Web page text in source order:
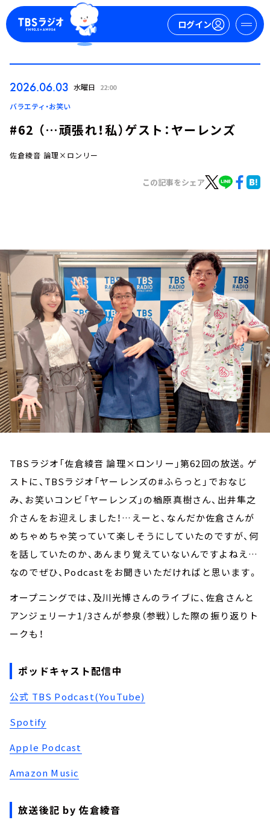
ログイン
ログイン
トピックス
TBS Podcast
お知らせ
イベント・グッズ
YouTube
会社情報
2026.06.03 水曜日 22:00
バラエティ・お笑い
#62 （…頑張れ！私）ゲスト：ヤーレンズ
佐倉綾音 論理×ロンリー
この記事をシェア
TBSラジオ「佐倉綾音 論理×ロンリー」第62回の放送。ゲ
ストに、TBSラジオ「ヤーレンズの#ふらっと」でおなじ
み、お笑いコンビ「ヤーレンズ」の楢原真樹さん、出井隼之
介さんをお迎えしました！…えーと、なんだか佐倉さんが
めちゃめちゃ笑っていて楽しそうにしていたのですが、何
を話していたのか、あんまり覚えていないんですよねえ…
なのでぜひ、Podcastをお聞きいただければと思います。
オープニングでは、及川光博さんのライブに、佐倉さんと
アンジェリーナ1/3さんが参泉（参戦）した際の振り返りト
ークも！
ポッドキャスト配信中
公式 TBS Podcast(YouTube)
Spotify
Apple Podcast
Amazon Music
放送後記 by 佐倉綾音